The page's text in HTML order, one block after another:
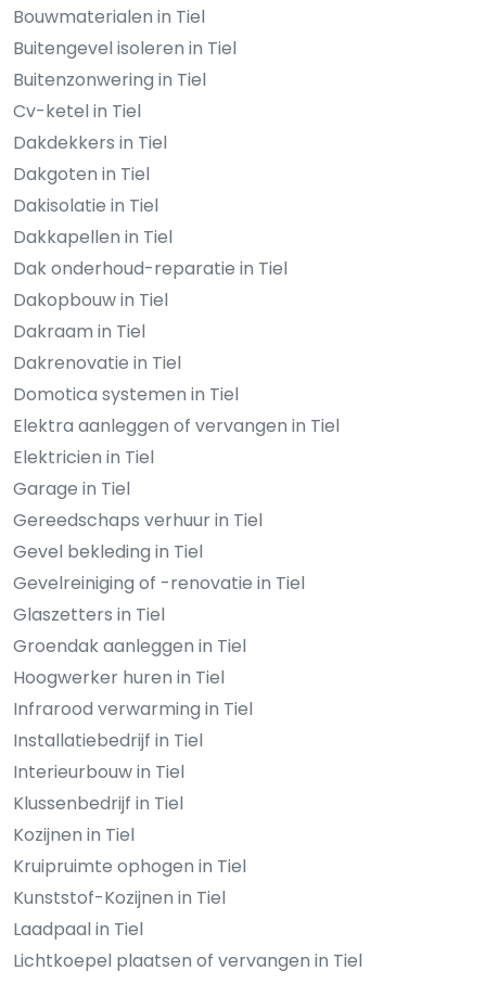
Bouwmaterialen in Tiel
Buitengevel isoleren in Tiel
Buitenzonwering in Tiel
Cv-ketel in Tiel
Dakdekkers in Tiel
Dakgoten in Tiel
Dakisolatie in Tiel
Dakkapellen in Tiel
Dak onderhoud-reparatie in Tiel
Dakopbouw in Tiel
Dakraam in Tiel
Dakrenovatie in Tiel
Domotica systemen in Tiel
Elektra aanleggen of vervangen in Tiel
Elektricien in Tiel
Garage in Tiel
Gereedschaps verhuur in Tiel
Gevel bekleding in Tiel
Gevelreiniging of -renovatie in Tiel
Glaszetters in Tiel
Groendak aanleggen in Tiel
Hoogwerker huren in Tiel
Infrarood verwarming in Tiel
Installatiebedrijf in Tiel
Interieurbouw in Tiel
Klussenbedrijf in Tiel
Kozijnen in Tiel
Kruipruimte ophogen in Tiel
Kunststof-Kozijnen in Tiel
Laadpaal in Tiel
Lichtkoepel plaatsen of vervangen in Tiel